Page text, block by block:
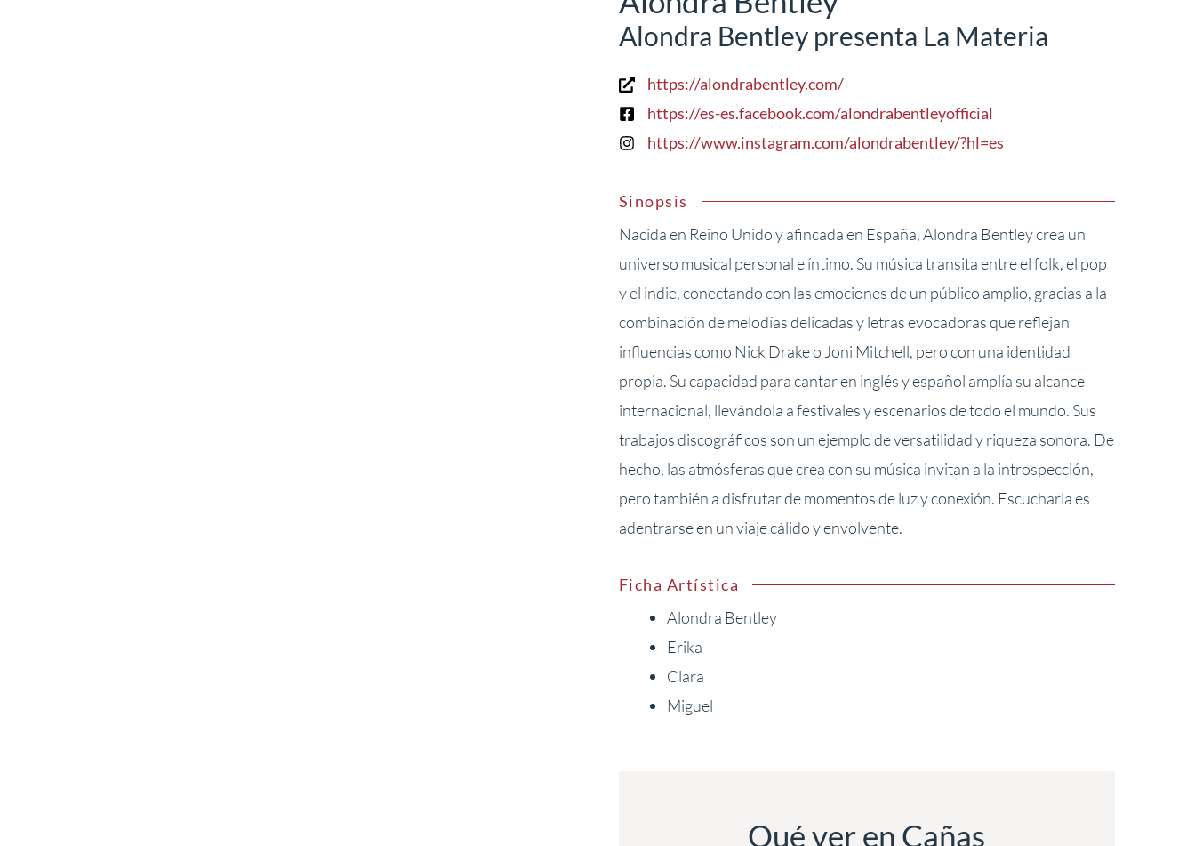
Alondra Bentley presenta La Materia
https://alondrabentley.com/
https://es-es.facebook.com/alondrabentleyofficial
https://www.instagram.com/alondrabentley/?hl=es
Sinopsis
Nacida en Reino Unido y afincada en España, Alondra Bentley crea un
universo musical personal e íntimo. Su música transita entre el folk, el pop
y el indie, conectando con las emociones de un público amplio, gracias a la
combinación de melodías delicadas y letras evocadoras que reflejan
influencias como Nick Drake o Joni Mitchell, pero con una identidad
propia. Su capacidad para cantar en inglés y español amplía su alcance
internacional, llevándola a festivales y escenarios de todo el mundo. Sus
trabajos discográficos son un ejemplo de versatilidad y riqueza sonora. De
hecho, las atmósferas que crea con su música invitan a la introspección,
pero también a disfrutar de momentos de luz y conexión. Escucharla es
adentrarse en un viaje cálido y envolvente.
Ficha Artística
Alondra Bentley
Erika
Clara
Miguel
Qué ver en Cañas